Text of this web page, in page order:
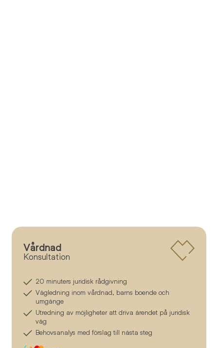
Vårdnad
Konsultation
20 minuters juridisk rådgivning
Vägledning inom vårdnad, barns boende och
umgänge
Utredning av möjligheter att driva ärendet på juridisk
väg
Behovsanalys med förslag till nästa steg